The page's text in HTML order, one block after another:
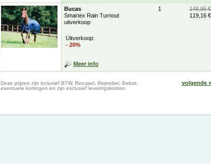
Bucas
Smartex Rain Turnout
uitverkoop
Uitverkoop:
- 20%
Meer info
1
148,95 €
119,16 €
Deze prijzen zijn inclusief BTW, Recupel, Reprobel, Bebat,
eventuele kortingen en zijn exclusief leveringskosten.
volgende »